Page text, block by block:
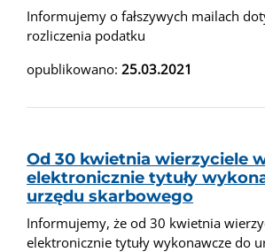
Informujemy o fałszywych mailach
rozliczenia podatku
opublikowano: 25.03.2021
Od 30 kwietnia wierzyciele
elektronicznie tytuły
urzędu skarbowego
Informujemy, że od 30 kwietnia
elektronicznie tytuły wykonawcze do